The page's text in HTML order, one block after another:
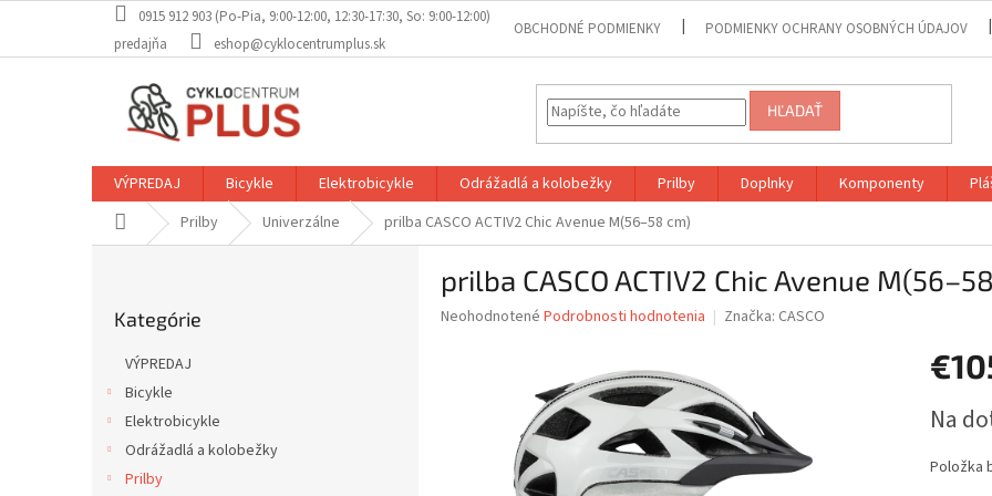
obsah
0915 912 903 (Po-Pia, 9:00-12:00, 12:30-17:30, So: 9:00-12:00)
predajňa
eshop@cyklocentrumplus.sk
OBCHODNÉ PODMIENKY PODMIENKY OCHRANY OSOBNÝCH ÚDAJOV
HĽADAŤ
VÝPREDAJ Bicykle Elektrobicykle Odrážadlá a kolobežky Prilby Doplnky Komponenty
DomovPrilby Univerzálne prilba CASCO ACTIV2 Chic Avenue M(56–58 cm)
kategórie
Kategórie
VÝPREDAJ
Bicykle
Elektrobicykle
Odrážadlá a kolobežky
Prilby
prilba CASCO ACTIV2 Chic Avenue
Priemerné
hviezdičiek.
Neohodnotené Podrobnosti hodnotenia Značka: CASCO
cena:
Na
Položka